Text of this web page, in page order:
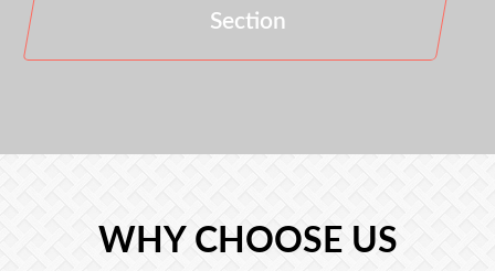
Section
WHY CHOOSE US